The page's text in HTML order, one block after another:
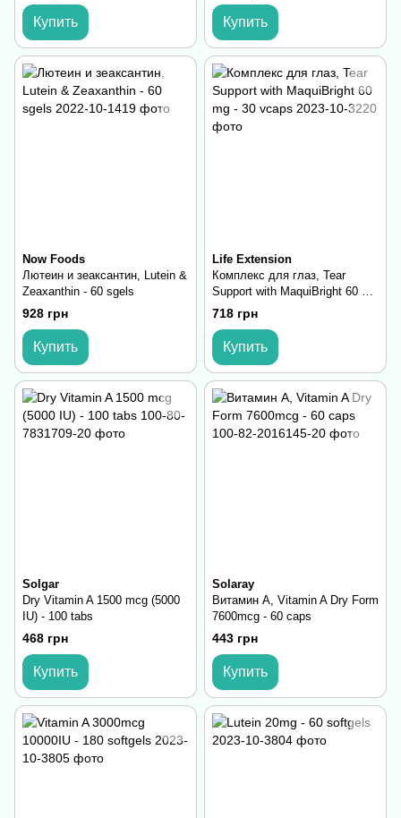
Купить Купить
Now Foods
Лютеин и зеаксантин, Lutein &
Zeaxanthin - 60 sgels
928 грн
Купить
Life Extension
Комплекс для глаз, Tear
Support with MaquiBright 60 mg
- 30 vcaps
718 грн
Купить
Solgar
Dry Vitamin A 1500 mcg (5000
IU) - 100 tabs
468 грн
Купить
Solaray
Витамин А, Vitamin A Dry Form
7600mcg - 60 caps
443 грн
Купить